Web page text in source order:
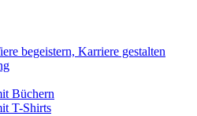
begeistern, Karriere gestalten
Büchern
T-Shirts